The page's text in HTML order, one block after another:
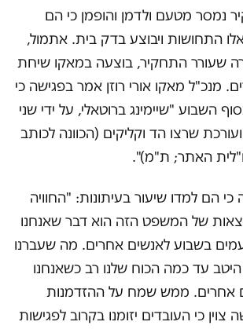
נמסר מטעם ולדמן והופמן כי הם
התחושות ויבוצע בדק בית. אתמול,
שעורר התחקיר, בוצעה במאקו שיחת
מנכ"ל מאקו אורי רוזן אמר בפגישה כי
השבוע "שיימינג ברוטאלי, על ידי שני
שרצו הד וקליקים (הכוונה לכותב
האתר; ת"מ)".
כי הם למדו שיעור בעיתונות: "החוויה
של המשפט הזה הוא דבר שאנחנו
בשבוע לאנשים אחרים. מה שעברנו
עד כמה הכוח שלנו רב כשאנחנו
אחרים. ממש שמח על ההזדמנות
צוין כי העובדים יזומנו בקרוב לפגישות